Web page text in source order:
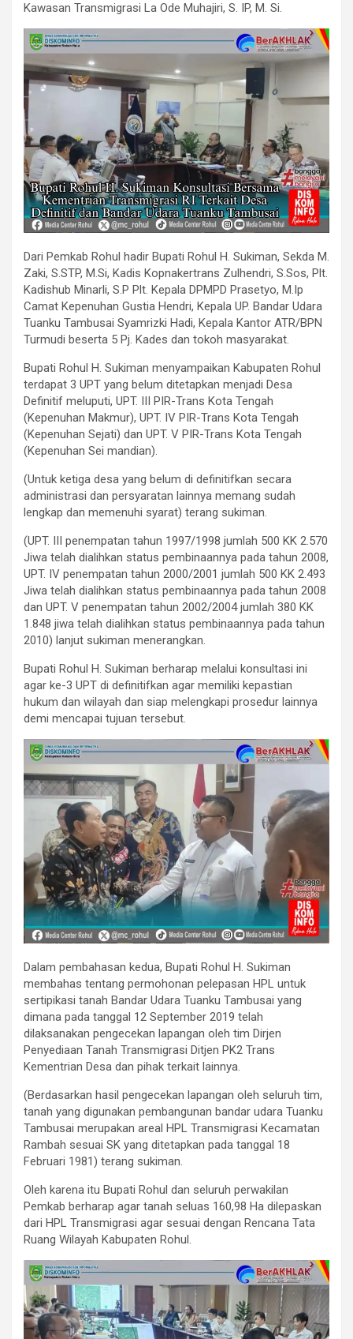
Kawasan Transmigrasi La Ode Muhajiri, S. IP, M. Si.
Dari Pemkab Rohul hadir Bupati Rohul H. Sukiman, Sekda M.
Zaki, S.STP, M.Si, Kadis Kopnakertrans Zulhendri, S.Sos, Plt.
Kadishub Minarli, S.P Plt. Kepala DPMPD Prasetyo, M.Ip
Camat Kepenuhan Gustia Hendri, Kepala UP. Bandar Udara
Tuanku Tambusai Syamrizki Hadi, Kepala Kantor ATR/BPN
Turmudi beserta 5 Pj. Kades dan tokoh masyarakat.
Bupati Rohul H. Sukiman menyampaikan Kabupaten Rohul
terdapat 3 UPT yang belum ditetapkan menjadi Desa
Definitif meluputi, UPT. III PIR-Trans Kota Tengah
(Kepenuhan Makmur), UPT. IV PIR-Trans Kota Tengah
(Kepenuhan Sejati) dan UPT. V PIR-Trans Kota Tengah
(Kepenuhan Sei mandian).
(Untuk ketiga desa yang belum di definitifkan secara
administrasi dan persyaratan lainnya memang sudah
lengkap dan memenuhi syarat) terang sukiman.
(UPT. III penempatan tahun 1997/1998 jumlah 500 KK 2.570
Jiwa telah dialihkan status pembinaannya pada tahun 2008,
UPT. IV penempatan tahun 2000/2001 jumlah 500 KK 2.493
Jiwa telah dialihkan status pembinaannya pada tahun 2008
dan UPT. V penempatan tahun 2002/2004 jumlah 380 KK
1.848 jiwa telah dialihkan status pembinaannya pada tahun
2010) lanjut sukiman menerangkan.
Bupati Rohul H. Sukiman berharap melalui konsultasi ini
agar ke-3 UPT di definitifkan agar memiliki kepastian
hukum dan wilayah dan siap melengkapi prosedur lainnya
demi mencapai tujuan tersebut.
Dalam pembahasan kedua, Bupati Rohul H. Sukiman
membahas tentang permohonan pelepasan HPL untuk
sertipikasi tanah Bandar Udara Tuanku Tambusai yang
dimana pada tanggal 12 September 2019 telah
dilaksanakan pengecekan lapangan oleh tim Dirjen
Penyediaan Tanah Transmigrasi Ditjen PK2 Trans
Kementrian Desa dan pihak terkait lainnya.
(Berdasarkan hasil pengecekan lapangan oleh seluruh tim,
tanah yang digunakan pembangunan bandar udara Tuanku
Tambusai merupakan areal HPL Transmigrasi Kecamatan
Rambah sesuai SK yang ditetapkan pada tanggal 18
Februari 1981) terang sukiman.
Oleh karena itu Bupati Rohul dan seluruh perwakilan
Pemkab berharap agar tanah seluas 160,98 Ha dilepaskan
dari HPL Transmigrasi agar sesuai dengan Rencana Tata
Ruang Wilayah Kabupaten Rohul.